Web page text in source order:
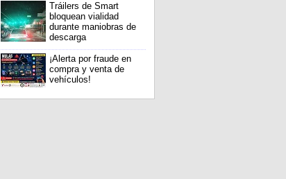
Tráilers de Smart
bloquean vialidad
durante maniobras de
descarga
¡Alerta por fraude en
compra y venta de
vehículos!